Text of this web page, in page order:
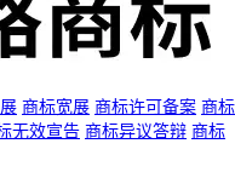
商标宽展 商标许可备案 商标
无效宣告 商标异议答辩 商标